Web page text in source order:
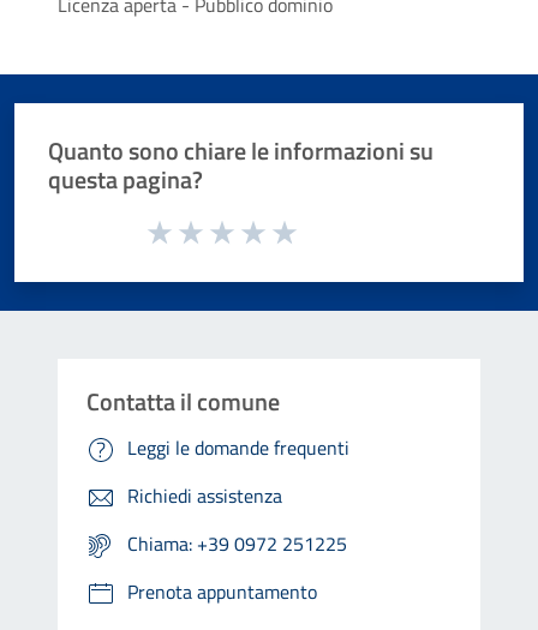
Quanto sono chiare le informazioni su
questa pagina?
Valuta da 1 a 5 stelle la pagina
Contatta il comune
Leggi le domande frequenti
Richiedi assistenza
Chiama: +39 0972 251225
Prenota appuntamento